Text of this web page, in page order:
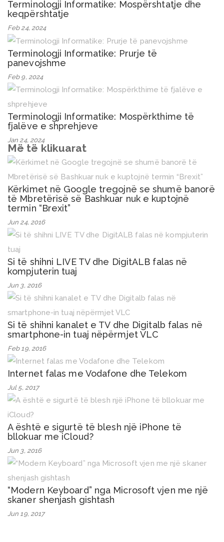
Terminologji Informatike: Mospërshtatje dhe
keqpërshtatje
Feb 24, 2024
Terminologji Informatike: Prurje të
panevojshme
Feb 9, 2024
Terminologji Informatike: Mospërkthime të
fjalëve e shprehjeve
Jan 24, 2024
Më të klikuarat
Kërkimet në Google tregojnë se shumë banorë
të Mbretërisë së Bashkuar nuk e kuptojnë
termin “Brexit”
Jun 24, 2016
Si të shihni LIVE TV dhe DigitALB falas në
kompjuterin tuaj
Jun 3, 2016
Si të shihni kanalet e TV dhe Digitalb falas në
smartphone-in tuaj nëpërmjet VLC
Feb 19, 2016
Internet falas me Vodafone dhe Telekom
Jul 5, 2017
A është e sigurtë të blesh një iPhone të
bllokuar me iCloud?
Jun 3, 2016
“Modern Keyboard” nga Microsoft vjen me një
skaner shenjash gishtash
Jun 19, 2017